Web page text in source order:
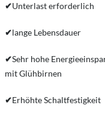
✔Unterlast erforderlich
✔lange Lebensdauer
✔Sehr hohe
mit Glühbirnen
✔Erhöhte Schaltfestigkeit